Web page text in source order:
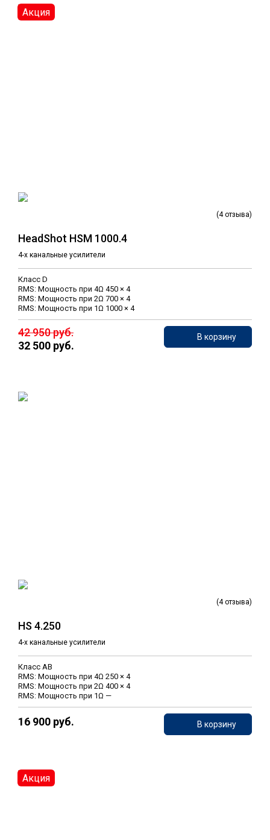
(4 отзыва)
HeadShot HSM 1000.4
4-х канальные усилители
Класс D
RMS: Мощность при 4Ω 450 × 4
RMS: Мощность при 2Ω 700 × 4
RMS: Мощность при 1Ω 1000 × 4
42 950 руб.
32 500 руб.
В корзину
Акция
(4 отзыва)
HS 4.250
4-х канальные усилители
Класс AB
RMS: Мощность при 4Ω 250 × 4
RMS: Мощность при 2Ω 400 × 4
RMS: Мощность при 1Ω —
16 900 руб. В корзину
Акция